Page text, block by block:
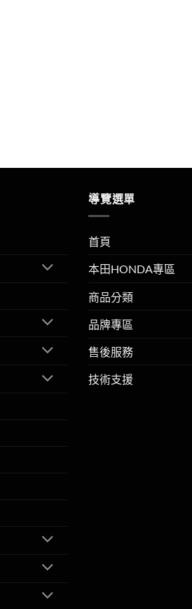
導覽選單
首頁
本田HONDA專區
商品分類
品牌專區
售後服務
技術支援